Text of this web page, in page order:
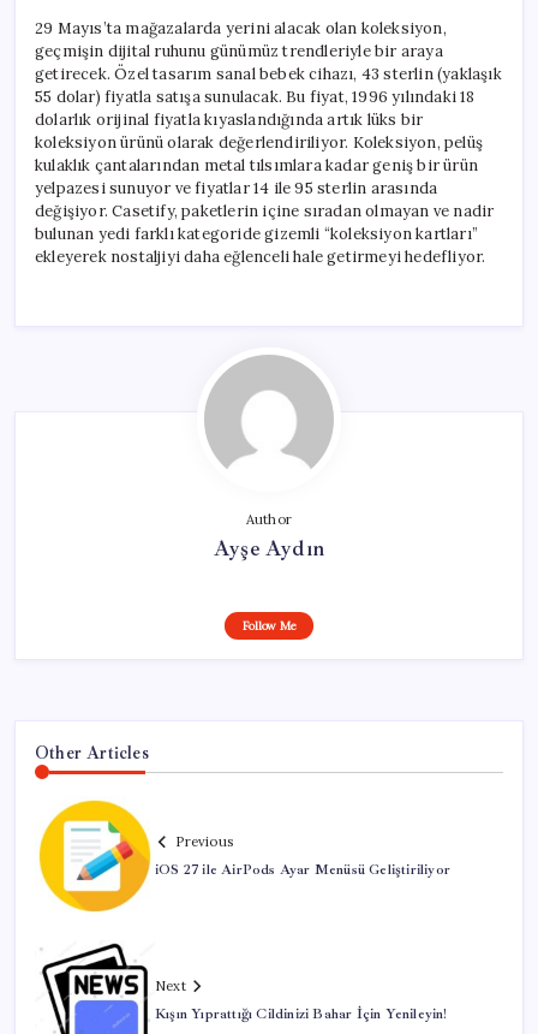
29 Mayıs’ta mağazalarda yerini alacak olan koleksiyon,
geçmişin dijital ruhunu günümüz trendleriyle bir araya
getirecek. Özel tasarım sanal bebek cihazı, 43 sterlin (yaklaşık
55 dolar) fiyatla satışa sunulacak. Bu fiyat, 1996 yılındaki 18
dolarlık orijinal fiyatla kıyaslandığında artık lüks bir
koleksiyon ürünü olarak değerlendiriliyor. Koleksiyon, pelüş
kulaklık çantalarından metal tılsımlara kadar geniş bir ürün
yelpazesi sunuyor ve fiyatlar 14 ile 95 sterlin arasında
değişiyor. Casetify, paketlerin içine sıradan olmayan ve nadir
bulunan yedi farklı kategoride gizemli “koleksiyon kartları”
ekleyerek nostaljiyi daha eğlenceli hale getirmeyi hedefliyor.
Author
Ayşe Aydın
Follow Me
Other Articles
Previous
iOS 27 ile AirPods Ayar Menüsü Geliştiriliyor
Next
Kışın Yıprattığı Cildinizi Bahar İçin Yenileyin!